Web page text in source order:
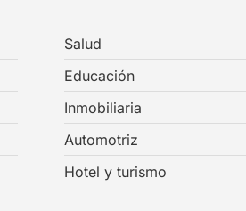
Salud
Educación
Inmobiliaria
Automotriz
Hotel y turismo